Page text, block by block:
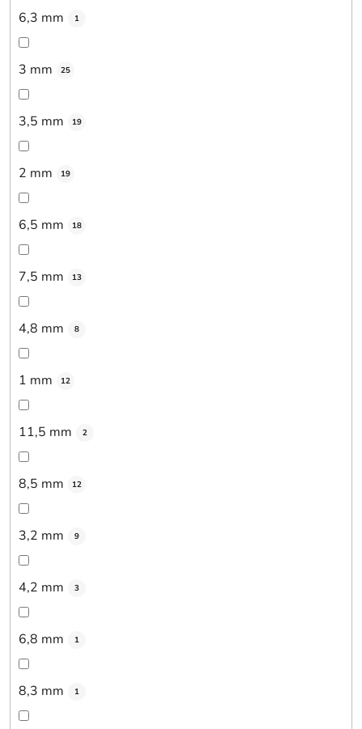
6,3 mm 1
3 mm 25
3,5 mm 19
2 mm 19
6,5 mm 18
7,5 mm 13
4,8 mm 8
1 mm 12
11,5 mm 2
8,5 mm 12
3,2 mm 9
4,2 mm 3
6,8 mm 1
8,3 mm 1